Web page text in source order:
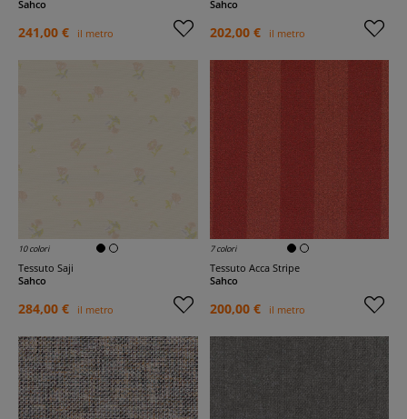
Sahco
241,00 € il metro
Sahco
202,00 € il metro
10 colori
Tessuto Saji
Sahco
284,00 € il metro
7 colori
Tessuto Acca Stripe
Sahco
200,00 € il metro